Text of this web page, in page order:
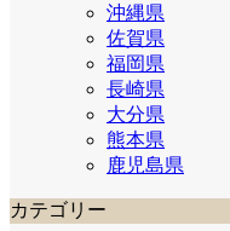
沖縄県
佐賀県
福岡県
長崎県
大分県
熊本県
鹿児島県
カテゴリー